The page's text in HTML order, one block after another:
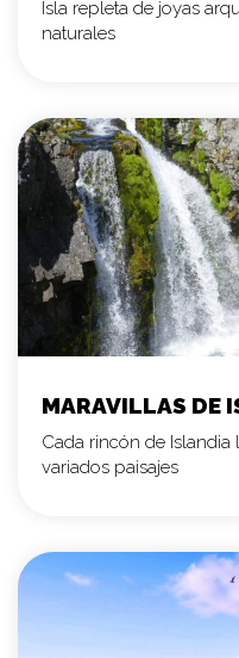
Isla repleta de joyas
naturales
MARAVILLAS DE
Cada rincón de
variados paisajes